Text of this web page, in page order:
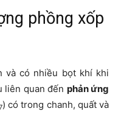
phồng xốp
và có nhiều bọt khí khi
liên quan đến phản ứng
) có trong chanh, quất và